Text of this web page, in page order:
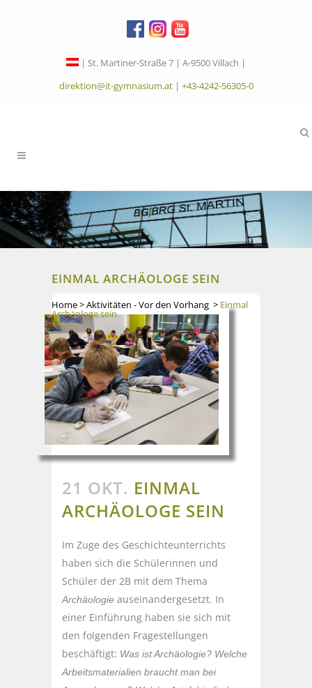
| St. Martiner-Straße 7 | A-9500 Villach |
direktion@it-gymnasium.at| +43-4242-56305-0
EINMAL ARCHÄOLOGE SEIN
Home>Aktivitäten - Vor den Vorhang > Einmal
Archäologe sein
21 OKT. EINMAL
ARCHÄOLOGE SEIN
Im Zuge des Geschichteunterrichts
haben sich die Schülerinnen und
Schüler der 2B mit dem Thema
Archäologie auseinandergesetzt. In
einer Einführung haben sie sich mit
den folgenden Fragestellungen
beschäftigt: Was ist Archäologie? Welche
Arbeitsmaterialien braucht man bei